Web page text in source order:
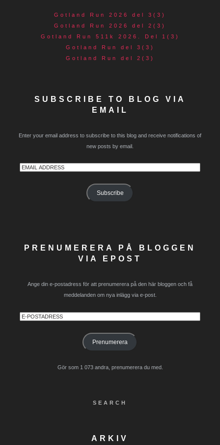
Gotland Run 2026 del 3(3)
Gotland Run 2026 del 2(3)
Gotland Run 511k 2026. Del 1(3)
Gotland Run del 3(3)
Gotland Run del 2(3)
SUBSCRIBE TO BLOG VIA
EMAIL
Enter your email address to subscribe to this blog and receive notifications of
new posts by email.
Email
Subscribe
PRENUMERERA PÅ BLOGGEN
VIA EPOST
Ange din e-postadress för att prenumerera på den här bloggen och få
meddelanden om nya inlägg via e-post.
E-
Prenumerera
Gör som 1 073 andra, prenumerera du med.
SEARCH
ARKIV